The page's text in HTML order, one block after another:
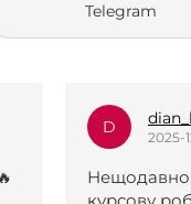
Telegram
_
2025-
Вже два